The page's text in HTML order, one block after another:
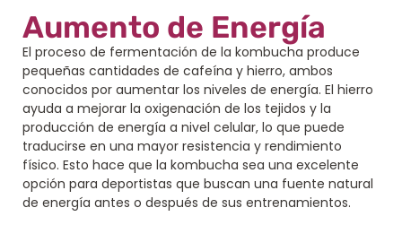
Aumento de Energía
El proceso de fermentación de la kombucha produce
pequeñas cantidades de cafeína y hierro, ambos
conocidos por aumentar los niveles de energía. El hierro
ayuda a mejorar la oxigenación de los tejidos y la
producción de energía a nivel celular, lo que puede
traducirse en una mayor resistencia y rendimiento
físico. Esto hace que la kombucha sea una excelente
opción para deportistas que buscan una fuente natural
de energía antes o después de sus entrenamientos.